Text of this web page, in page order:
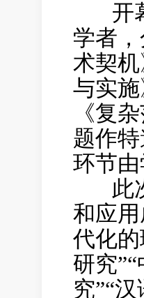
开幕
学者
术契
与实
《复
题作
环节
此次
和应
代化
研究
究”“